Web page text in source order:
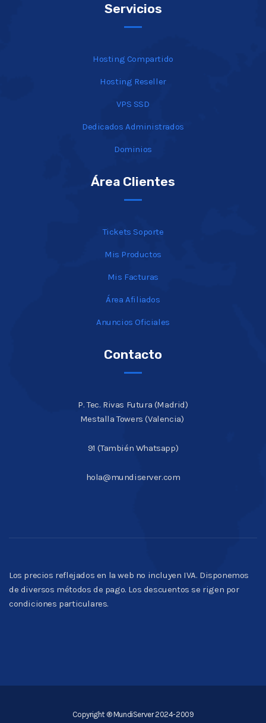
Servicios
Hosting Compartido
Hosting Reseller
VPS SSD
Dedicados Administrados
Dominios
Área Clientes
Tickets Soporte
Mis Productos
Mis Facturas
Área Afiliados
Anuncios Oficiales
Contacto
P. Tec. Rivas Futura (Madrid)
Mestalla Towers (Valencia)
91 (También Whatsapp)
hola@mundiserver.com
Los precios reflejados en la web no incluyen IVA. Disponemos
de diversos métodos de pago. Los descuentos se rigen por
condiciones particulares.
Copyright ® MundiServer 2024-2009